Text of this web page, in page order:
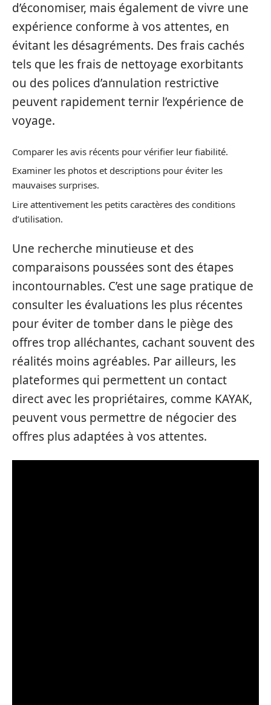
d’économiser, mais également de vivre une
expérience conforme à vos attentes, en
évitant les désagréments. Des frais cachés
tels que les frais de nettoyage exorbitants
ou des polices d’annulation restrictive
peuvent rapidement ternir l’expérience de
voyage.
Comparer les avis récents pour vérifier leur fiabilité.
Examiner les photos et descriptions pour éviter les
mauvaises surprises.
Lire attentivement les petits caractères des conditions
d’utilisation.
Une recherche minutieuse et des
comparaisons poussées sont des étapes
incontournables. C’est une sage pratique de
consulter les évaluations les plus récentes
pour éviter de tomber dans le piège des
offres trop alléchantes, cachant souvent des
réalités moins agréables. Par ailleurs, les
plateformes qui permettent un contact
direct avec les propriétaires, comme KAYAK,
peuvent vous permettre de négocier des
offres plus adaptées à vos attentes.